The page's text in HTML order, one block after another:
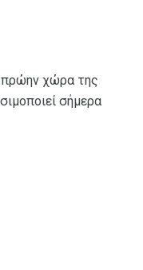
πρώην χώρα της
σήμερα